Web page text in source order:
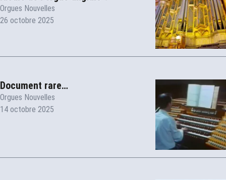
Orgues Nouvelles
26 octobre 2025
Document rare…
Orgues Nouvelles
14 octobre 2025